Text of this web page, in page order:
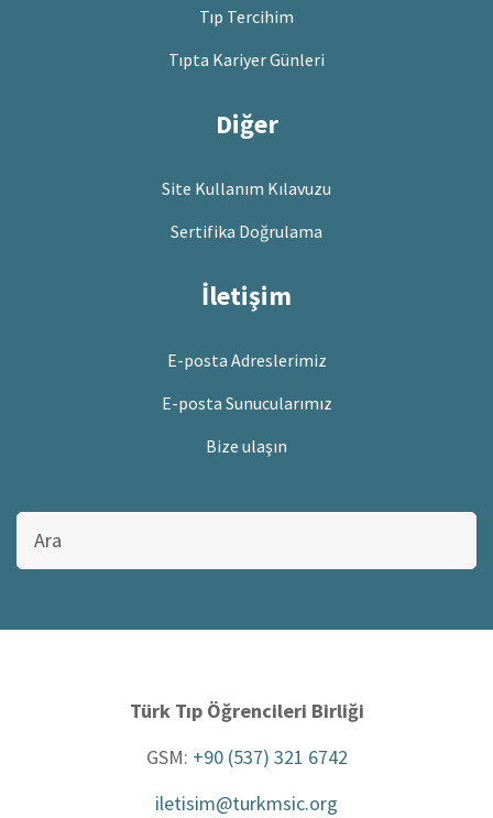
Tıp Tercihim
Tıpta Kariyer Günleri
Diğer
Site Kullanım Kılavuzu
Sertifika Doğrulama
İletişim
E-posta Adreslerimiz
E-posta Sunucularımız
Bize ulaşın
Bu
sitede
ara
Türk Tıp Öğrencileri Birliği
GSM: +90 (537) 321 6742
iletisim@turkmsic.org